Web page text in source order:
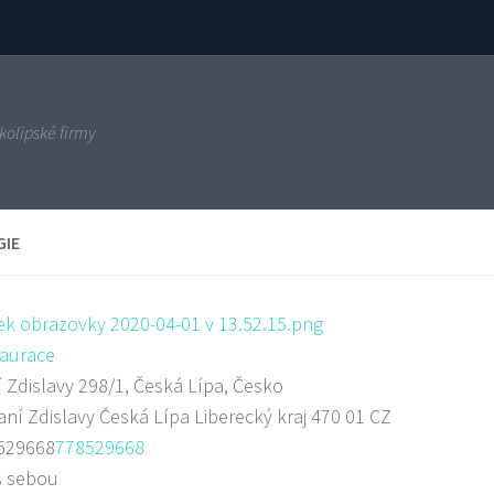
firmy
Zdislavy 298/1, Česká Lípa, Česko
Zdislavy Česká Lípa Liberecký kraj 470 01 CZ
778529668
sebou